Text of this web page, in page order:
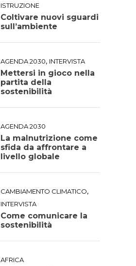
ISTRUZIONE
Coltivare nuovi sguardi
sull’ambiente
AGENDA 2030, INTERVISTA
Mettersi in gioco nella
partita della
sostenibilità
AGENDA 2030
La malnutrizione come
sfida da affrontare a
livello globale
CAMBIAMENTO CLIMATICO,
INTERVISTA
Come comunicare la
sostenibilità
AFRICA